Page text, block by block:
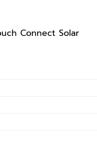
Connect Solar